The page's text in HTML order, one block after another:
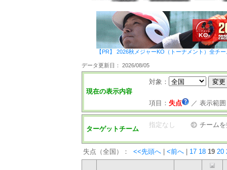
【PR】 2026秋メジャーKO（トーナメント）全チ
データ更新日： 2026/08/05
現在の表示内容
対象：
項目： 失点 ／ 表示範囲
ターゲットチーム
指定なし チーム
失点（全国）： <<先頭へ <前へ 17 18 19 20